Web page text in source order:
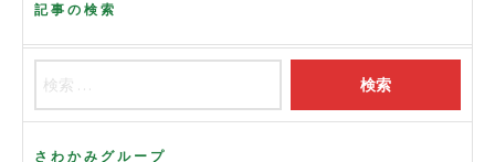
記事の検索
さわかみグループ